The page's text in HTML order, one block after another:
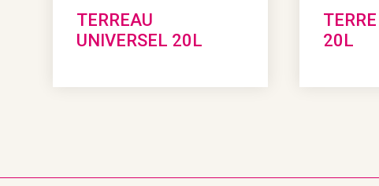
TERREAU
UNIVERSEL 20L
20L